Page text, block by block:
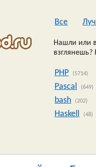
Все
Нашли или
взглянешь?
PHP (5714)
Pascal (649)
bash (202)
Haskell (48)